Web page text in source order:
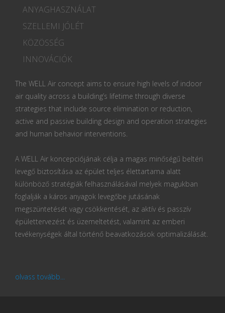
ANYAGHASZNÁLAT
SZELLEMI JÓLÉT
KÖZÖSSÉG
INNOVÁCIÓK
The WELL Air concept aims to ensure high levels of indoor
air quality across a building’s lifetime through diverse
strategies that include source elimination or reduction,
active and passive building design and operation strategies
and human behavior interventions.
A WELL Air koncepciójának célja a magas minőségű beltéri
levegő biztosítása az épület teljes élettartama alatt
különböző stratégiák felhasználásával melyek magukban
foglalják a káros anyagok levegőbe jutásának
megszüntetését vagy csökkentését, az aktív és passzív
épülettervezést és üzemeltetést, valamint az emberi
tevékenységek által történő beavatkozások optimalizálását.
olvass tovább...